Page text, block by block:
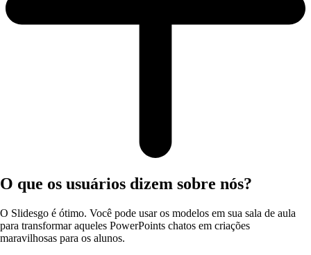
O que os usuários dizem sobre nós?
O Slidesgo é ótimo. Você pode usar os modelos em sua sala de aula
para transformar aqueles PowerPoints chatos em criações
maravilhosas para os alunos.